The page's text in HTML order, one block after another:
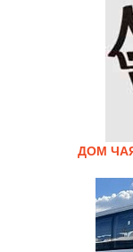
ДОМ